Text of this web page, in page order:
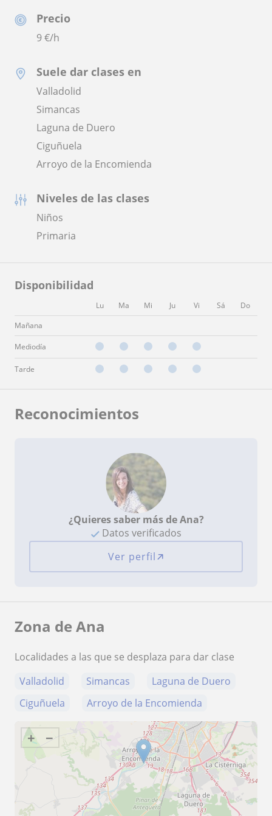
Precio
9€/h
Suele dar clases en
Valladolid
Simancas
Laguna de Duero
Ciguñuela
Arroyo de la Encomienda
Niveles de las clases
Niños
Primaria
Disponibilidad
Lu Ma Mi Ju Vi Sá
Do
Mañana
Mediodía
Tarde
Reconocimientos
¿Quieres saber más de Ana?
Datos verificados
Ver perfil
Zona de Ana
Localidades a las que se desplaza para dar clase
Valladolid
Simancas
Laguna de Duero
Ciguñuela
Arroyo de la Encomienda
+ −